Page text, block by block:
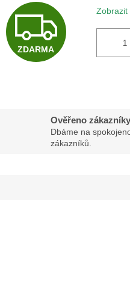
Z
D
A
R
ZDARMA
cena:
Zobrazit
Ověřeno zákazníky
Dbáme na
zákazníků.